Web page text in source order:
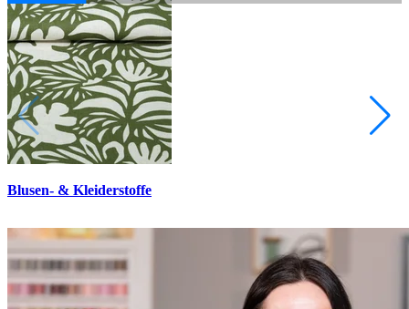
Blusen- & Kleiderstoffe